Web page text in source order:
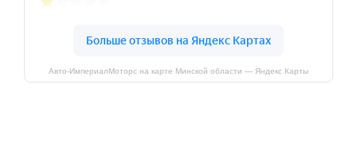
Авто-ИмпериалМоторс на карте Минской области — Яндекс Карты